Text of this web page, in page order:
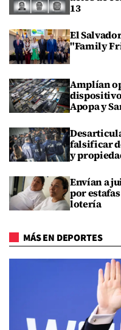
13
El
"Family
Amplían
Apopa y
falsificar
y
Envían a
por
lotería
MÁS EN DEPORTES